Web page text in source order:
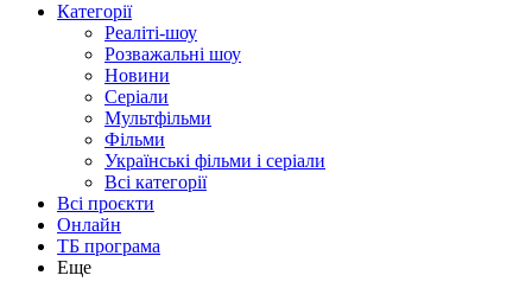
Категорії
Реаліті-шоу
Розважальні шоу
Новини
Серіали
Мультфільми
Фільми
Українські фільми і серіали
Всі категорії
Всі проєкти
Онлайн
ТБ програма
Еще